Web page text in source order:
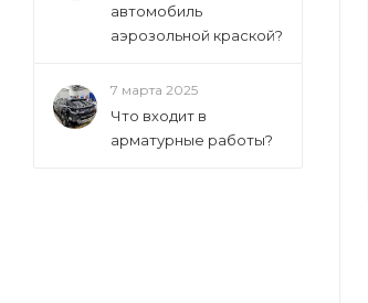
автомобиль
аэрозольной краской?
7 марта 2025
Что входит в
арматурные работы?